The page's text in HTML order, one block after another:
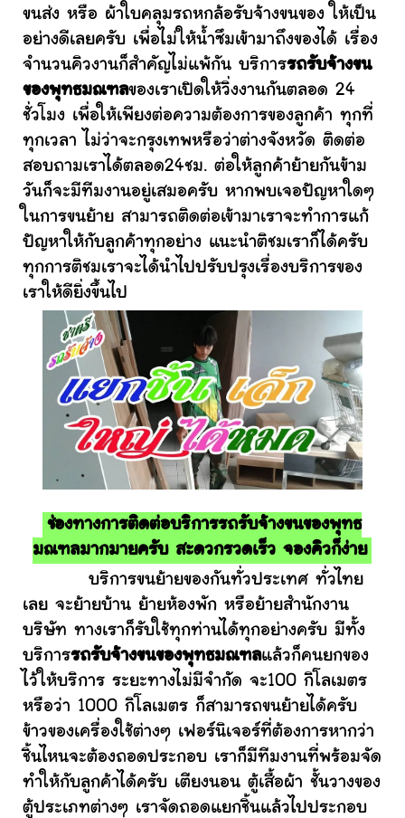
ขนส่ง หรือ ผ้าใบคลุมรถหกล้อรับจ้างขนของ ให้เป็น
อย่างดีเลยครับ เพื่อไม่ให้น้ำซึมเข้ามาถึงของได้ เรื่อง
จำนวนคิวงานก็สำคัญไม่แพ้กัน บริการรถรับจ้างขน
ของพุทธมณฑลของเราเปิดให้วิ่งงานกันตลอด 24
ชั่วโมง เพื่อให้เพียงต่อความต้องการของลูกค้า ทุกที่
ทุกเวลา ไม่ว่าจะกรุงเทพหรือว่าต่างจังหวัด ติดต่อ
สอบถามเราได้ตลอด24ชม. ต่อให้ลูกค้าย้ายกันข้าม
วันก็จะมีทีมงานอยู่เสมอครับ หากพบเจอปัญหาใดๆ
ในการขนย้าย สามารถติดต่อเข้ามาเราจะทำการแก้
ปัญหาให้กับลูกค้าทุกอย่าง แนะนำติชมเราก็ได้ครับ
ทุกการติชมเราจะได้นำไปปรับปรุงเรื่องบริการของ
เราให้ดียิ่งขึ้นไป
ช่องทางการติดต่อบริการรถรับจ้างขนของพุทธ
มณฑลมากมายครับ สะดวกรวดเร็ว จองคิวก็ง่าย
บริการขนย้ายของกันทั่วประเทศ ทั่วไทย
เลย จะย้ายบ้าน ย้ายห้องพัก หรือย้ายสำนักงาน
บริษัท ทางเราก็รับใช้ทุกท่านได้ทุกอย่างครับ มีทั้ง
บริการรถรับจ้างขนของพุทธมณฑลแล้วก็คนยกของ
ไว้ให้บริการ ระยะทางไม่มีจำกัด จะ100 กิโลเมตร
หรือว่า 1000 กิโลเมตร ก็สามารถขนย้ายได้ครับ
ข้าวของเครื่องใช้ต่างๆ เฟอร์นิเจอร์ที่ต้องการหากว่า
ชิ้นไหนจะต้องถอดประกอบ เราก็มีทีมงานที่พร้อมจัด
ทำให้กับลูกค้าได้ครับ เตียงนอน ตู้เสื้อผ้า ชั้นวางของ
ตู้ประเภทต่างๆ เราจัดถอดแยกชิ้นแล้วไปประกอบ